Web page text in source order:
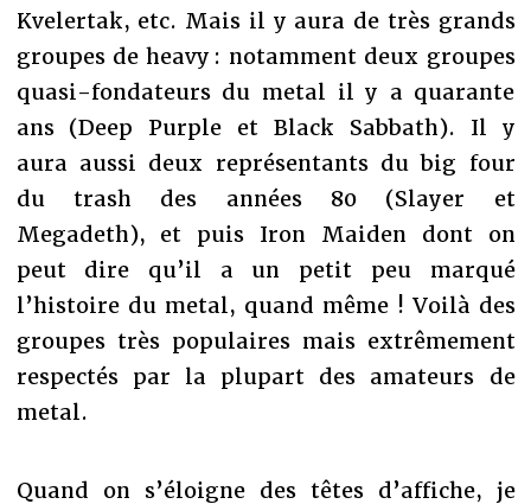
Kvelertak, etc. Mais il y aura de très grands
groupes de heavy : notamment deux groupes
quasi-fondateurs du metal il y a quarante
ans (Deep Purple et Black Sabbath). Il y
aura aussi deux représentants du big four
du trash des années 80 (Slayer et
Megadeth), et puis Iron Maiden dont on
peut dire qu’il a un petit peu marqué
l’histoire du metal, quand même ! Voilà des
groupes très populaires mais extrêmement
respectés par la plupart des amateurs de
metal.
Quand on s’éloigne des têtes d’affiche, je